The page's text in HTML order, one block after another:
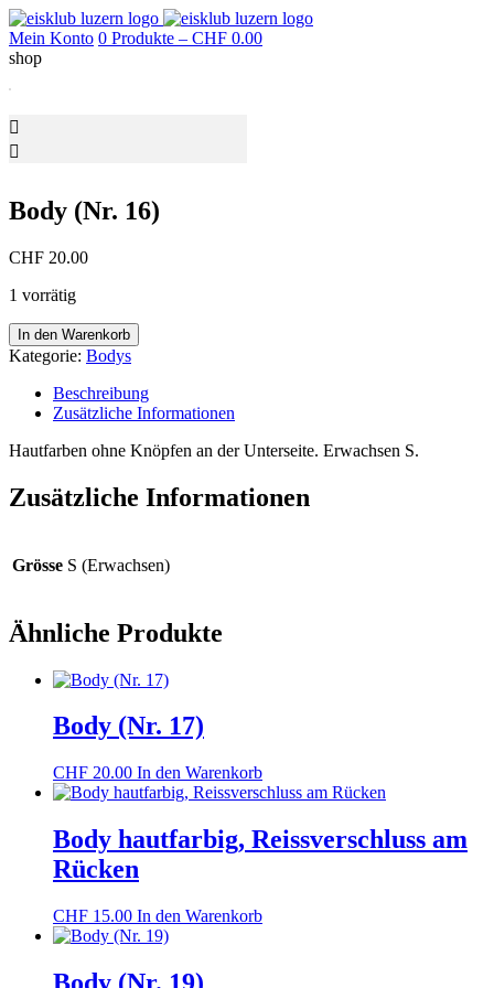
Mein Konto 0 Produkte – CHF 0.00
shop
Body (Nr. 16)
CHF 20.00
1 vorrätig
Body
(Nr.
Menge
In den Warenkorb
Kategorie: Bodys
Beschreibung
Zusätzliche Informationen
Hautfarben ohne Knöpfen an der Unterseite. Erwachsen S.
Zusätzliche Informationen
Grösse S (Erwachsen)
Ähnliche Produkte
Body (Nr. 17)
CHF 20.00 In den Warenkorb
Body hautfarbig, Reissverschluss am
Rücken
CHF 15.00 In den Warenkorb